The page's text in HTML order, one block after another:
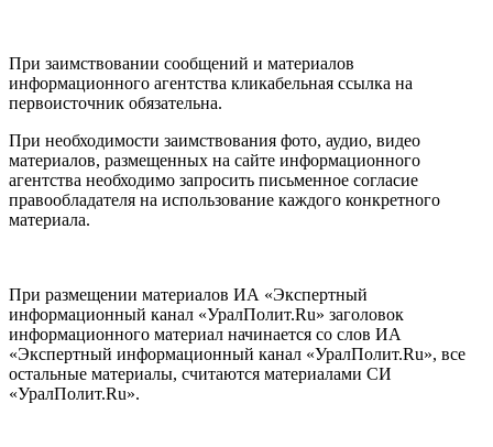
При заимствовании сообщений и материалов
информационного агентства кликабельная ссылка на
первоисточник обязательна.
При необходимости заимствования фото, аудио, видео
материалов, размещенных на сайте информационного
агентства необходимо запросить письменное согласие
правообладателя на использование каждого конкретного
материала.
При размещении материалов ИА «Экспертный
информационный канал «УралПолит.Ru» заголовок
информационного материал начинается со слов ИА
«Экспертный информационный канал «УралПолит.Ru», все
остальные материалы, считаются материалами СИ
«УралПолит.Ru».